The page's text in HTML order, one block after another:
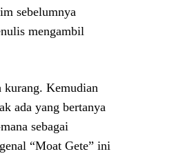
sebelumnya
mengambil
kurang. Kemudian
ada yang bertanya
sebagai
“Moat Gete” ini